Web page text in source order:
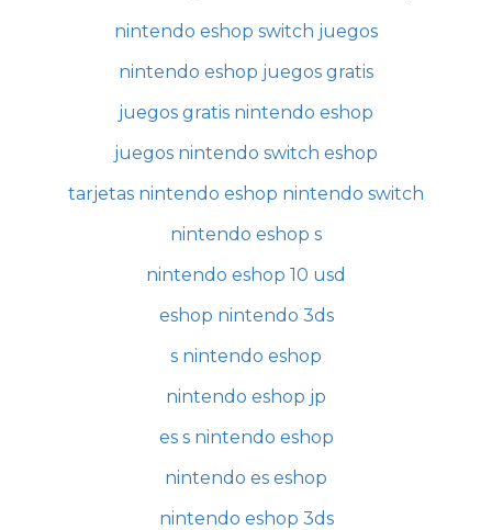
nintendo eshop switch juegos
nintendo eshop juegos gratis
juegos gratis nintendo eshop
juegos nintendo switch eshop
tarjetas nintendo eshop nintendo switch
nintendo eshop s
nintendo eshop 10 usd
eshop nintendo 3ds
s nintendo eshop
nintendo eshop jp
es s nintendo eshop
nintendo es eshop
nintendo eshop 3ds